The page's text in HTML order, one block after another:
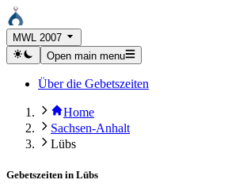
MWL 2007
Open main menu
Über die Gebetszeiten
Home
Sachsen-Anhalt
Lübs
Gebetszeiten in Lübs